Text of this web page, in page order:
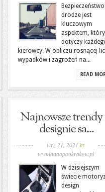
drodze jest
kluczowym
aspektem, który
dotyczy
kierowcy. W obliczu rosnącej
wypadków i zagrożeń na...
READ
Najnowsze
designie sa...
wrz 21, 2021 by
wymianaoponkrakow.pl
W dzisiejszym
świecie
design